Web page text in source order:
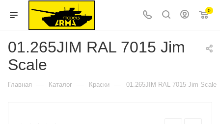
0
01.265JIM RAL 7015 Jim
Scale
Главная — Каталог — Краски — 01.265JIM RAL 7015 Jim Scale